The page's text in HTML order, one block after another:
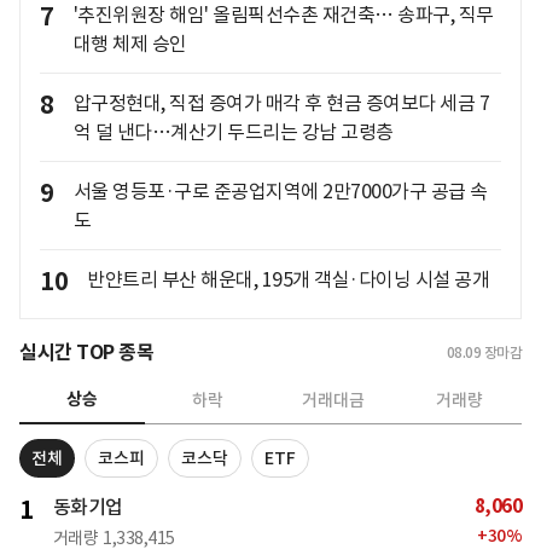
7
'추진위원장 해임' 올림픽선수촌 재건축… 송파구, 직무
대행 체제 승인
8
압구정현대, 직접 증여가 매각 후 현금 증여보다 세금 7
억 덜 낸다…계산기 두드리는 강남 고령층
9
서울 영등포·구로 준공업지역에 2만7000가구 공급 속
도
10 반얀트리 부산 해운대, 195개 객실·다이닝 시설 공개
실시간 TOP 종목 08.09 장마감
상승 하락 거래대금 거래량
전체 코스피 코스닥 ETF
1 동화기업
거래량 1,338,415
8,060
+30%